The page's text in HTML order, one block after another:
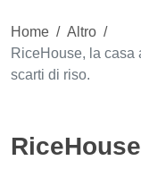
Home / Altro /
RiceHouse, la casa
scarti di riso.